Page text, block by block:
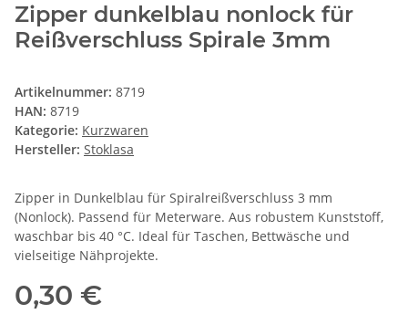
Zipper dunkelblau nonlock für
Reißverschluss Spirale 3mm
Artikelnummer: 8719
HAN: 8719
Kategorie: Kurzwaren
Hersteller: Stoklasa
Zipper in Dunkelblau für Spiralreißverschluss 3 mm
(Nonlock). Passend für Meterware. Aus robustem Kunststoff,
waschbar bis 40 °C. Ideal für Taschen, Bettwäsche und
vielseitige Nähprojekte.
0,30 €